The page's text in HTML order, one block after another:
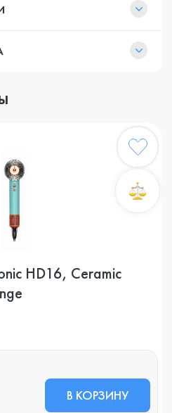
HD16, Ceramic
В КОРЗИНУ